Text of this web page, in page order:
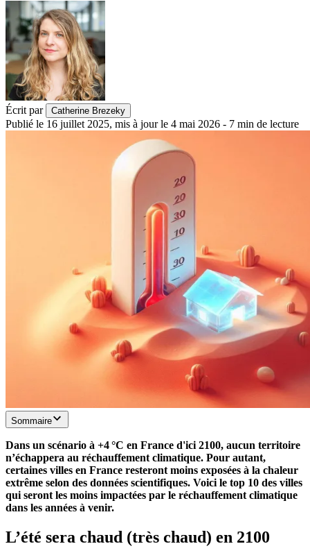
Écrit par Catherine Brezeky
Publié le 16 juillet 2025, mis à jour le 4 mai 2026 - 7 min de lecture
Sommaire
Dans un scénario à +4 °C en France d'ici 2100, aucun territoire
n’échappera au réchauffement climatique. Pour autant,
certaines villes en France resteront moins exposées à la chaleur
extrême selon des données scientifiques. Voici le top 10 des villes
qui seront les moins impactées par le réchauffement climatique
dans les années à venir.
L’été sera chaud (très chaud) en 2100